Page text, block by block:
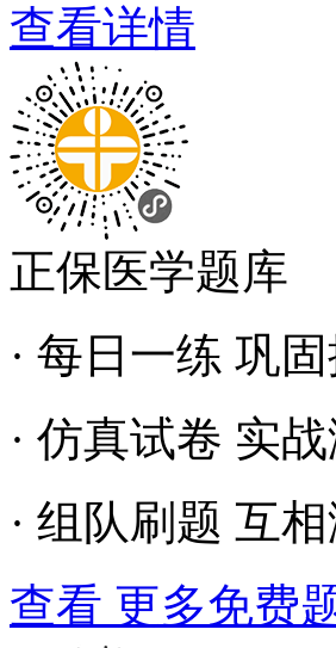
查看详情
正保医学题库
· 每日一练 巩
· 仿真试卷 实
· 组队刷题 互
查看 更多免费